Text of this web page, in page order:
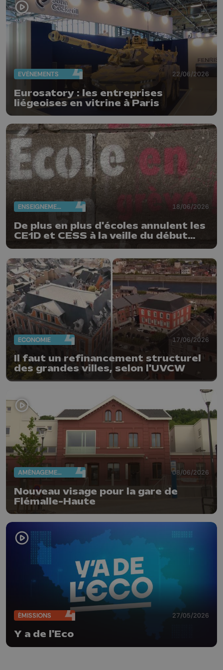
EVÈNEMENTS 22/06/2026
Eurosatory : les entreprises
liégeoises en vitrine à Paris
ENSEIGNEMENT 18/06/2026
De plus en plus d'écoles annulent les
CE1D et CESS à la veille du début
des épreuves
ECONOMIE 17/06/2026
Il faut un refinancement structurel
des grandes villes, selon l'UVCW
AMÉNAGEMENT DU TERRITOIRE 08/06/2026
Nouveau visage pour la gare de
Flémalle-Haute
ÉMISSIONS 27/05/2026
Y a de l'Eco